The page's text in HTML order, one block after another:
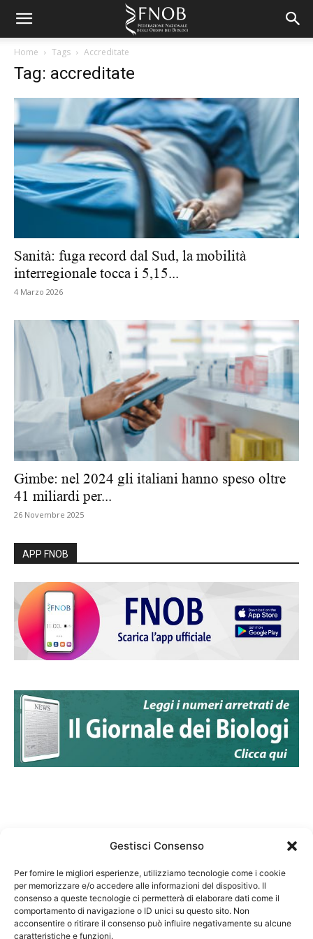
Gestisci Consenso
Per fornire le migliori esperienze, utilizziamo tecnologie come i cookie
per memorizzare e/o accedere alle informazioni del dispositivo. Il
consenso a queste tecnologie ci permetterà di elaborare dati come il
comportamento di navigazione o ID unici su questo sito. Non
acconsentire o ritirare il consenso può influire negativamente su alcune
caratteristiche e funzioni.
Home Tags Accreditate
Tag: accreditate
Sanità: fuga record dal Sud, la mobilità
interregionale tocca i 5,15...
4 Marzo 2026
Gimbe: nel 2024 gli italiani hanno speso oltre
41 miliardi per...
26 Novembre 2025
APP FNOB
Federazione Nazionale Degli Ordini dei Biologi:
codice fiscale 80069130583
Responsabile sito internet www.fnob.it: Vincenzo